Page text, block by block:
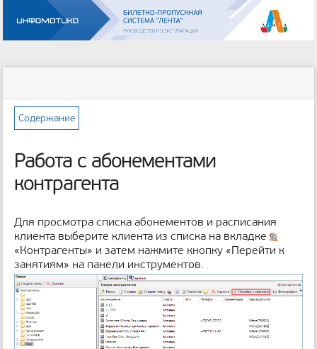
Инструменты
пользователя
сайта
страницы
е
т
а
д
н
н
ы
е
с
т
р
а
н
и
Содержание
Работа с абонементами
контрагента
Для просмотра списка абонементов и расписания
клиента выберите клиента из списка на вкладке
«Контрагенты» и затем нажмите кнопку «Перейти к
занятиям» на панели инструментов.